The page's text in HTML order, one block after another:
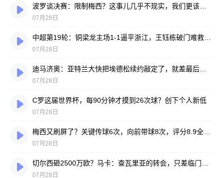
07月28日
07月28日
07月28日
C罗这届世界杯，每90分钟才摸到26次球？创下个人新低
07月28日
07月28日
07月28日